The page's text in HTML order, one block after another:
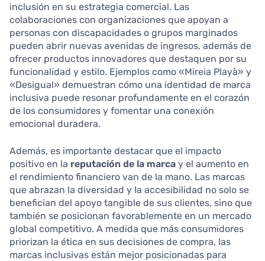
inclusión en su estrategia comercial. Las
colaboraciones con organizaciones que apoyan a
personas con discapacidades o grupos marginados
pueden abrir nuevas avenidas de ingresos, además de
ofrecer productos innovadores que destaquen por su
funcionalidad y estilo. Ejemplos como «Mireia Playà» y
«Desigual» demuestran cómo una identidad de marca
inclusiva puede resonar profundamente en el corazón
de los consumidores y fomentar una conexión
emocional duradera.
Además, es importante destacar que el impacto
positivo en la reputación de la marca y el aumento en
el rendimiento financiero van de la mano. Las marcas
que abrazan la diversidad y la accesibilidad no solo se
benefician del apoyo tangible de sus clientes, sino que
también se posicionan favorablemente en un mercado
global competitivo. A medida que más consumidores
priorizan la ética en sus decisiones de compra, las
marcas inclusivas están mejor posicionadas para